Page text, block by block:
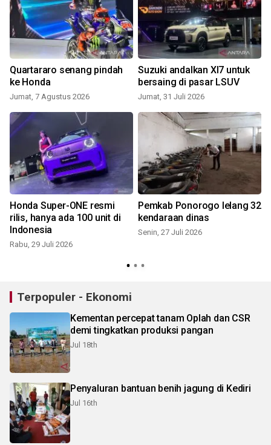
Quartararo senang pindah
ke Honda
Jumat, 7 Agustus 2026
Suzuki andalkan Xl7 untuk
bersaing di pasar LSUV
Jumat, 31 Juli 2026
Honda Super-ONE resmi
rilis, hanya ada 100 unit di
Indonesia
Rabu, 29 Juli 2026
Pemkab Ponorogo lelang 32
kendaraan dinas
Senin, 27 Juli 2026
Terpopuler - Ekonomi
Kementan percepat tanam Oplah dan CSR
demi tingkatkan produksi pangan
Jul 18th
Penyaluran bantuan benih jagung di Kediri
Jul 16th